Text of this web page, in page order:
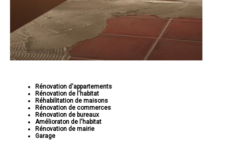
Rénovation d'appartements
Rénovation de l'habitat
Réhabilitation de maisons
Rénovation de commerces
Rénovation de bureaux
Amélioraton de l'habitat
Rénovation de mairie
Garage